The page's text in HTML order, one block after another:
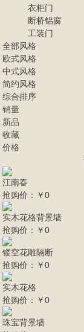
衣柜门
断桥铝窗
工装门
全部风格
欧式风格
中式风格
简约风格
综合排序
销量
新品
收藏
价格
江南春
抢购价： ￥0
实木花格背景墙
抢购价： ￥0
镂空花雕隔断
抢购价： ￥0
实木花格
抢购价： ￥0
珠宝背景墙